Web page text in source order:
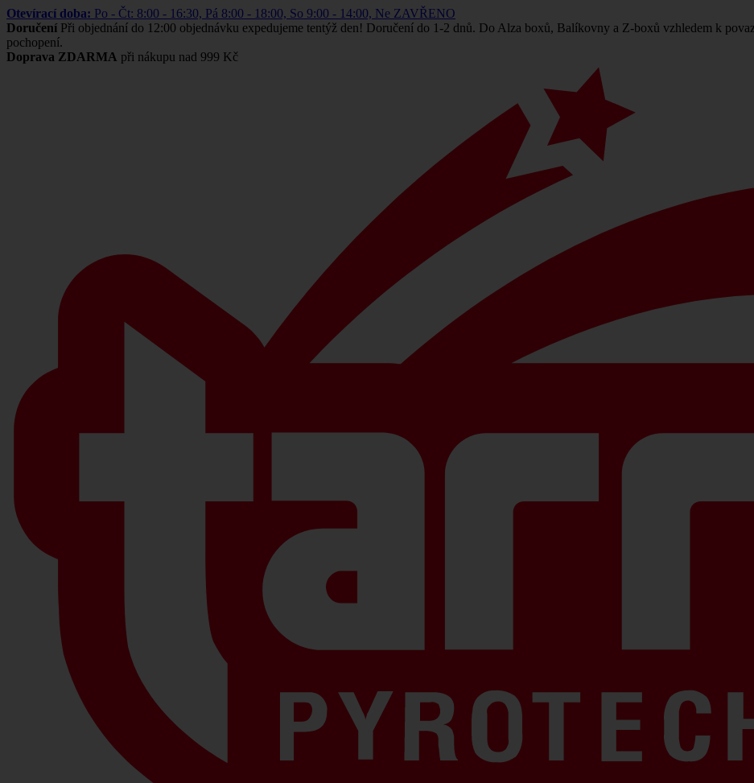
Otevírací doba: Po - Čt: 8:00 - 16:30, Pá 8:00 - 18:00, So 9:00 - 14:00, Ne ZAVŘENO
Doručení Při objednání do 12:00 objednávku expedujeme tentýž den! Doručení do 1-2 dnů. Do Alza boxů, Balíkovny a Z-boxů vzhledem k
pochopení.
Doprava ZDARMA při nákupu nad 999 Kč